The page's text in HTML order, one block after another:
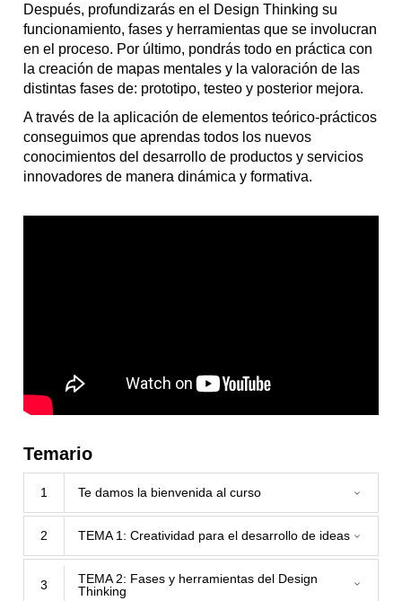
Después, profundizarás en el Design Thinking su
funcionamiento, fases y herramientas que se involucran
en el proceso. Por último, pondrás todo en práctica con
la creación de mapas mentales y la valoración de las
distintas fases de: prototipo, testeo y posterior mejora.
A través de la aplicación de elementos teórico-prácticos
conseguimos que aprendas todos los nuevos
conocimientos del desarrollo de productos y servicios
innovadores de manera dinámica y formativa.
Temario
1 Te damos la bienvenida al curso
2 TEMA 1: Creatividad para el desarrollo de ideas
3
TEMA 2: Fases y herramientas del Design
Thinking